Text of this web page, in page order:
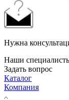
Нужна
Наши
Задать вопрос
Каталог
Компания